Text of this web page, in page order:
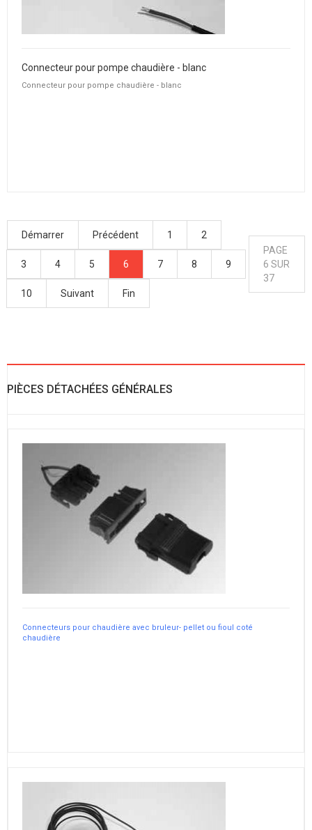
Connecteur pour pompe chaudière - blanc
Connecteur pour pompe chaudière - blanc
Démarrer Précédent 1 2
3 4 5 6 7 8 9
10 Suivant Fin
PAGE
6 SUR
37
PIÈCES DÉTACHÉES GÉNÉRALES
Connecteurs pour chaudière avec bruleur- pellet ou fioul coté
chaudière